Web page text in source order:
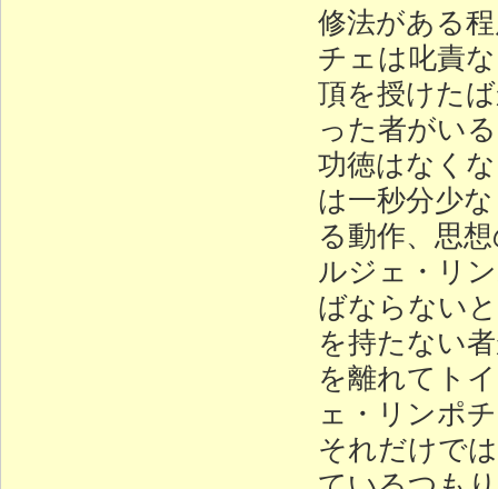
修法がある
チェは叱責
頂を授けた
った者がい
功徳はなく
は一秒分少
る動作、思
ルジェ・リ
ばならない
を持たない
を離れてト
ェ・リンポ
それだけで